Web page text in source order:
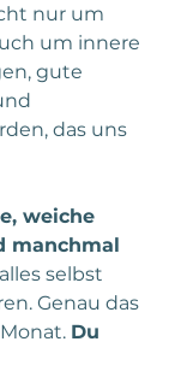
nur um
um innere
gute
das uns
weiche
manchmal
selbst
Genau das
Du